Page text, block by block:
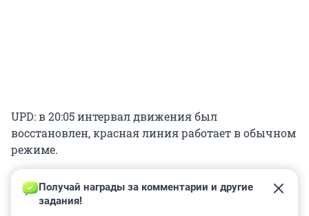
UPD: в 20:05 интервал движения был
восстановлен, красная линия работает в обычном
режиме.
Получай награды за комментарии и другие
задания!